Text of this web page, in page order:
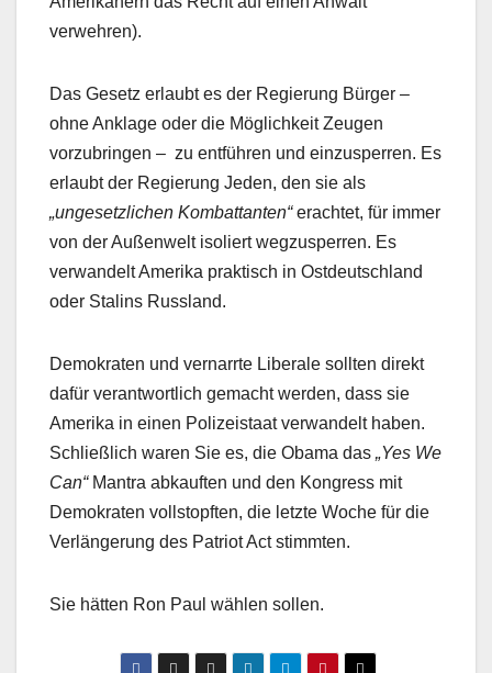
verwehren).
Das Gesetz erlaubt es der Regierung Bürger –
ohne Anklage oder die Möglichkeit Zeugen
vorzubringen – zu entführen und einzusperren. Es
erlaubt der Regierung Jeden, den sie als
„ungesetzlichen Kombattanten“erachtet, für immer
von der Außenwelt isoliert wegzusperren. Es
verwandelt Amerika praktisch in Ostdeutschland
oder Stalins Russland.
Demokraten und vernarrte Liberale sollten direkt
dafür verantwortlich gemacht werden, dass sie
Amerika in einen Polizeistaat verwandelt haben.
Schließlich waren Sie es, die Obama das „Yes We
Can“Mantra abkauften und den Kongress mit
Demokraten vollstopften, die letzte Woche für die
Verlängerung des Patriot Act stimmten.
Sie hätten Ron Paul wählen sollen.